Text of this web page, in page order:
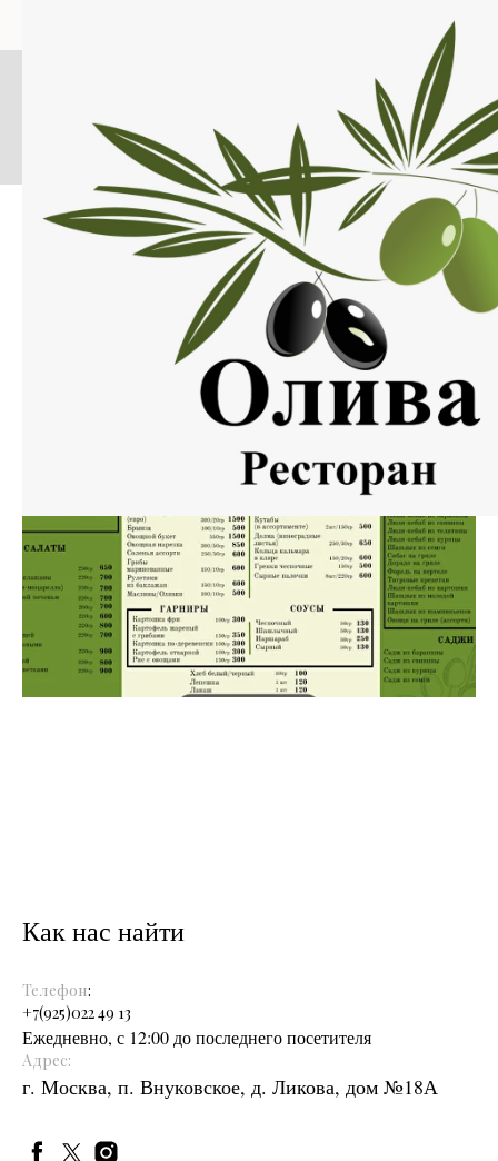
Нажмите на изображение, что бы открыть меню
Как нас найти
Телефон:
+7(925)022 49 13
Ежедневно, с 12:00 до последнего посетителя
Адрес:
г. Москва, п. Внуковское, д. Ликова, дом №18А